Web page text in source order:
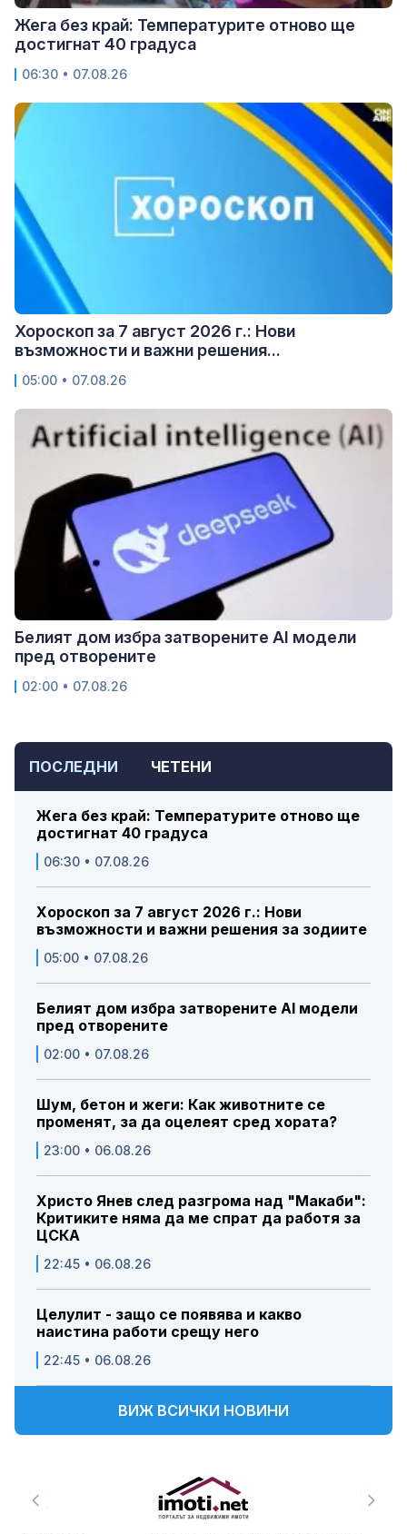
ПОСЛЕДНИ ЧЕТЕНИ
Жега без край: Температурите отново ще
достигнат 40 градуса
06:30 • 07.08.26
Хороскоп за 7 август 2026 г.: Нови
възможности и важни решения за зодиите
05:00 • 07.08.26
Белият дом избра затворените AI модели
пред отворените
02:00 • 07.08.26
Шум, бетон и жеги: Как животните се
променят, за да оцелеят сред хората?
23:00 • 06.08.26
Христо Янев след разгрома над "Макаби":
Критиките няма да ме спрат да работя за
ЦСКА
22:45 • 06.08.26
Целулит - защо се появява и какво
наистина работи срещу него
22:45 • 06.08.26
ВИЖ ВСИЧКИ НОВИНИ
Жега без край: Температурите отново ще
достигнат 40 градуса
06:30 • 07.08.26
Хороскоп за 7 август 2026 г.: Нови
възможности и важни решения...
05:00 • 07.08.26
Белият дом избра затворените AI модели
пред отворените
02:00 • 07.08.26